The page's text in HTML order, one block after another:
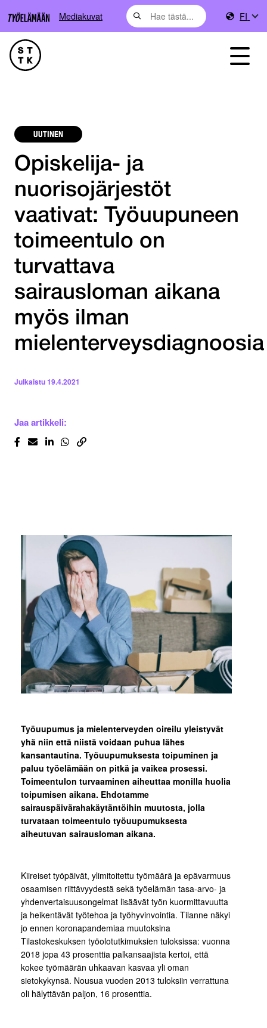
Mediakuvat FI
UUTINEN
Opiskelija- ja
nuorisojärjestöt
vaativat: Työuupuneen
toimeentulo on
turvattava
sairausloman aikana
myös ilman
mielenterveysdiagnoosia
Julkaistu19.4.2021
Jaa artikkeli:
Työuupumus ja mielenterveyden oireilu yleistyvät
yhä niin että niistä voidaan puhua lähes
kansantautina. Työuupumuksesta toipuminen ja
paluu työelämään on pitkä ja vaikea prosessi.
Toimeentulon turvaaminen aiheuttaa monilla huolia
toipumisen aikana. Ehdotamme
sairauspäivärahakäytäntöihin muutosta, jolla
turvataan toimeentulo työuupumuksesta
aiheutuvan sairausloman aikana.
Kiireiset työpäivät, ylimitoitettu työmäärä ja epävarmuus
osaamisen riittävyydestä sekä työelämän tasa-arvo- ja
yhdenvertaisuusongelmat lisäävät työn kuormittavuutta
ja heikentävät työtehoa ja työhyvinvointia. Tilanne näkyi
jo ennen koronapandemiaa muutoksina
Tilastokeskuksen työolotutkimuksien tuloksissa: vuonna
2018 jopa 43 prosenttia palkansaajista kertoi, että
kokee työmäärän uhkaavan kasvaa yli oman
sietokykynsä. Nousua vuoden 2013 tuloksiin verrattuna
oli hälyttävän paljon, 16 prosenttia.